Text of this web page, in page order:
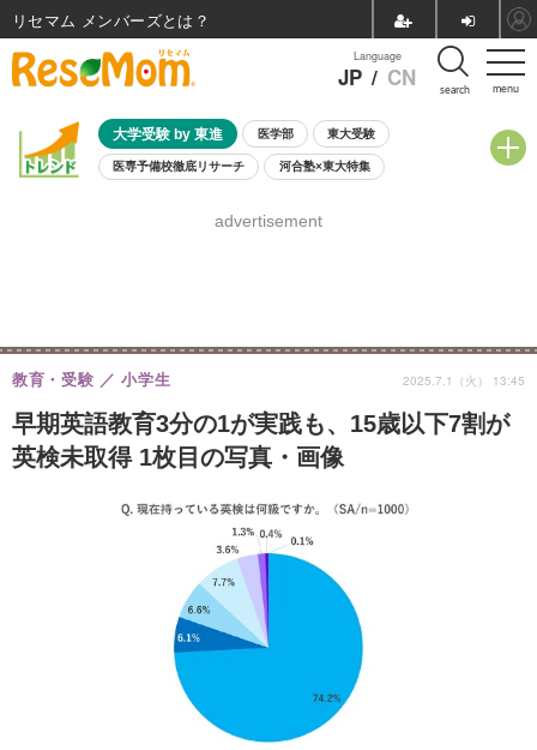
menu
Language
JP / CN search
大学受験 by 東進 医学部 東大受験
医専予備校徹底リサーチ 河合塾×東大特集
8月開催学校説明会・相談会
advertisement
早期英語教育3分の1が実践も、15歳以下7割が
英検未取得 1枚目の写真・画像
教育・受験 小学生 2025.7.1（火） 13:45
リセマム メンバーズ